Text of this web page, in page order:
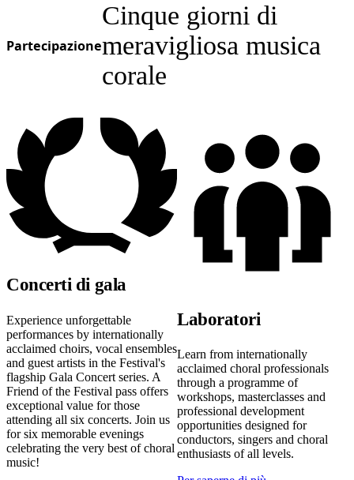
Partecipazione
Cinque giorni di
meravigliosa musica
corale
Concerti di gala
Experience unforgettable
performances by internationally
acclaimed choirs, vocal ensembles
and guest artists in the Festival's
flagship Gala Concert series. A
Friend of the Festival pass offers
exceptional value for those
attending all six concerts. Join us
for six memorable evenings
celebrating the very best of choral
music!
Laboratori
Learn from internationally
acclaimed choral professionals
through a programme of
workshops, masterclasses and
professional development
opportunities designed for
conductors, singers and choral
enthusiasts of all levels.